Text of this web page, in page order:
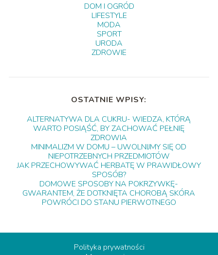
DOM I OGRÓD
LIFESTYLE
MODA
SPORT
URODA
ZDROWIE
OSTATNIE WPISY:
ALTERNATYWA DLA CUKRU- WIEDZA, KTÓRĄ
WARTO POSIĄŚĆ, BY ZACHOWAĆ PEŁNIĘ
ZDROWIA
MINIMALIZM W DOMU – UWOLNIJMY SIĘ OD
NIEPOTRZEBNYCH PRZEDMIOTÓW
JAK PRZECHOWYWAĆ HERBATĘ W PRAWIDŁOWY
SPOSÓB?
DOMOWE SPOSOBY NA POKRZYWKĘ-
GWARANTEM, ŻE DOTKNIĘTA CHOROBĄ SKÓRA
POWRÓCI DO STANU PIERWOTNEGO
Polityka prywatności